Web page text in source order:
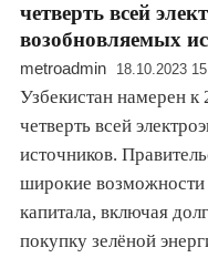
четверть всей
возобновляемых
metroadmin 18.10.2023
Узбекистан намерен к
четверть всей
источников.
широкие возможности
капитала, включая
покупку зелёной